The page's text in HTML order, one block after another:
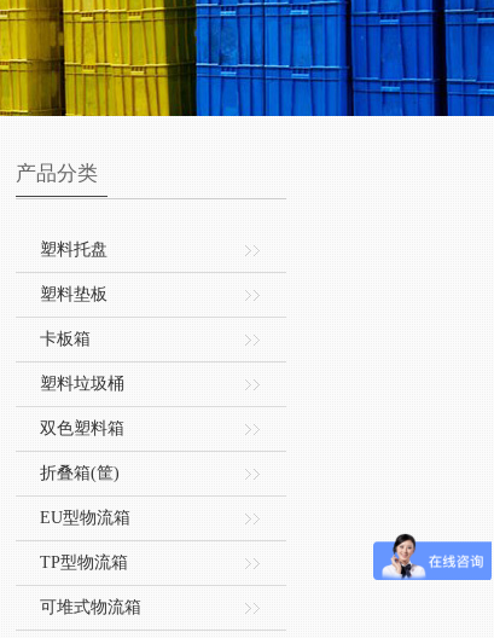
产品分类
塑料托盘
塑料垫板
卡板箱
塑料垃圾桶
双色塑料箱
折叠箱(筐)
EU型物流箱
TP型物流箱
可堆式物流箱